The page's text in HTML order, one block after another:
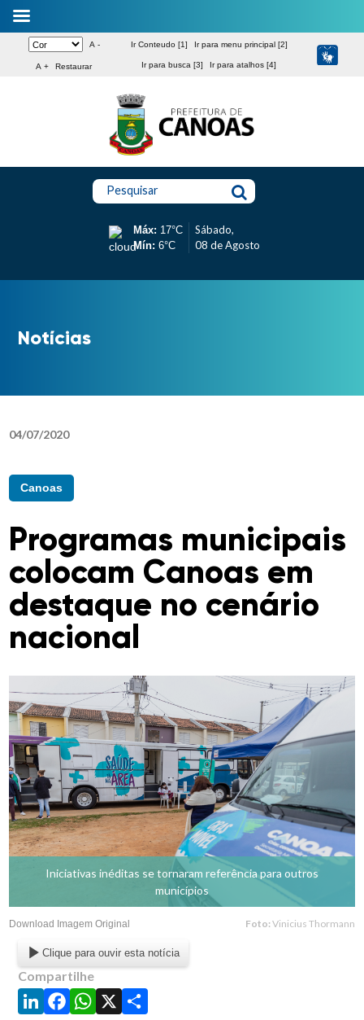
A -
A + Restaurar
Ir Conteudo [1] Ir para menu principal [2]
Ir para busca [3] Ir para atalhos [4]
Pesquisar
Máx: 17°C
Mín: 6°C
Sábado,
08 de Agosto
Notícias
04/07/2020
Canoas
Programas municipais
colocam Canoas em
destaque no cenário
nacional
Iniciativas inéditas se tornaram referência para outros
municípios
Download Imagem Original Foto: Vinicius Thormann
Clique para ouvir esta notícia
Compartilhe
LinkedIn
Facebook
WhatsApp
X Share